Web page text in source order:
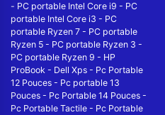
- PC portable Intel Core i9 - PC
portable Intel Core i3 - PC
portable Ryzen 7 - PC portable
Ryzen 5 - PC portable Ryzen 3 -
PC portable Ryzen 9 - HP
ProBook - Dell Xps - Pc Portable
12 Pouces - Pc portable 13
Pouces - Pc Portable 14 Pouces -
Pc Portable Tactile - Pc Portable